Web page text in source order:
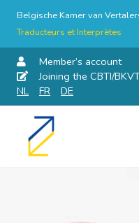
Belgische Kamer van
Traducteurs et Interprètes
Member’s account
Joining the CBTI/
NL
FR DE
Skip